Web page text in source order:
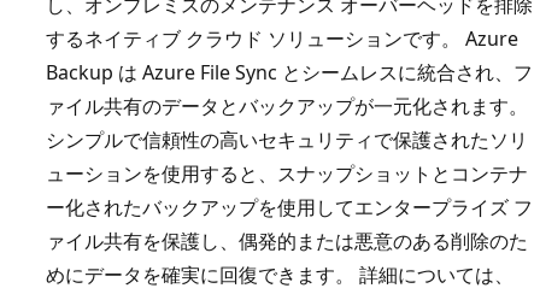
するネイティブ クラウド ソリューションです。 Azure
Backup は Azure File Sync とシームレスに統合され、フ
ァイル共有のデータとバックアップが一元化されます。
シンプルで信頼性の高いセキュリティで保護されたソリ
ューションを使用すると、スナップショットとコンテナ
ー化されたバックアップを使用してエンタープライズ フ
ァイル共有を保護し、偶発的または悪意のある削除のた
めにデータを確実に回復できます。 詳細については、